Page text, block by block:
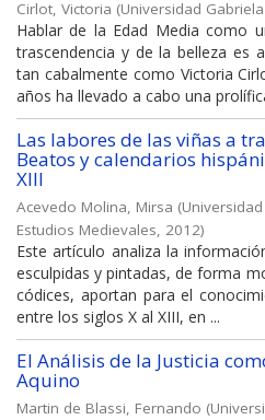
Cirlot, Victoria (Universidad
Hablar de la Edad Media como
trascendencia y de la belleza es
tan cabalmente como Victoria
años ha llevado a cabo una
Las labores de las viñas a
Beatos y calendarios
XIII
Acevedo Molina, Mirsa (
Estudios Medievales, 2012)
Este artículo analiza la
esculpidas y pintadas, de forma
códices, aportan para el
entre los siglos X al XIII, en ...
El Análisis de la Justicia
Aquino
Martin de Blassi, Fernando (